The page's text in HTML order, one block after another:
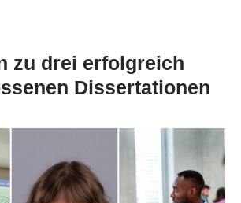
zu drei erfolgreich
Dissertationen